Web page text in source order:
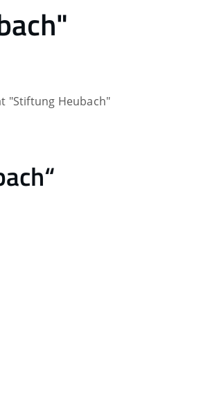
"Stiftung Heubach"